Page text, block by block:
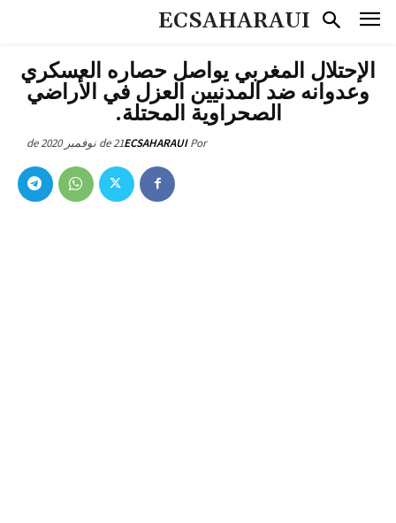
ECSAHARAUI
الإحتلال المغربي يواصل حصاره العسكري
وعدوانه ضد المدنيين العزل في الأراضي
الصحراوية المحتلة.
Por
ECSAHARAUI21 de نوفمبر de 2020